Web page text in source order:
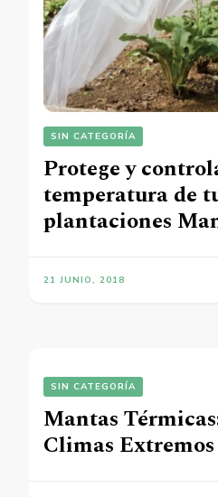
SIN CATEGORÍA
Protege y
temperatura de
plantaciones
21 JUNIO, 2018
SIN CATEGORÍA
Mantas
Climas Extremos